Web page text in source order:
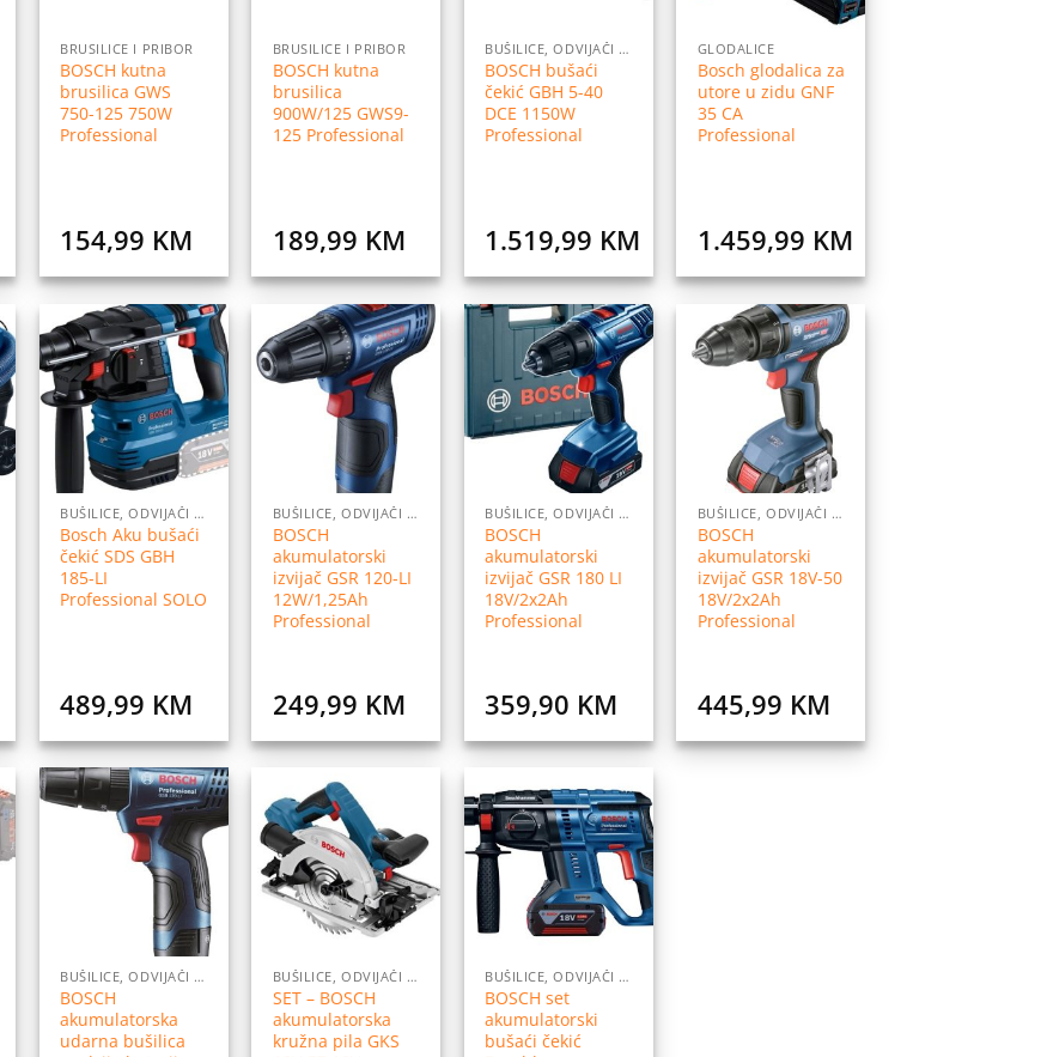
BRUSILICE I PRIBOR
BOSCH kutna
brusilica GWS
750-125 750W
Professional
154,99 KM
BRUSILICE I PRIBOR
BOSCH kutna
brusilica
900W/125 GWS9-
125 Professional
189,99 KM
BUŠILICE, ODVIJAČI I PRIBOR
BOSCH bušaći
čekić GBH 5-40
DCE 1150W
Professional
1.519,99 KM
GLODALICE
Bosch glodalica za
utore u zidu GNF
35 CA
Professional
1.459,99 KM
Dodaj
na
listu
želja
BUŠILICE, ODVIJAČI I PRIBOR
Bosch Aku bušaći
čekić SDS GBH
185-LI
Professional SOLO
489,99 KM
Dodaj
listu
želja
BUŠILICE, ODVIJAČI I PRIBOR
BOSCH
akumulatorski
izvijač GSR 120-LI
12W/1,25Ah
Professional
249,99 KM
Dodaj
na
listu
želja
BUŠILICE, ODVIJAČI I PRIBOR
BOSCH
akumulatorski
izvijač GSR 180 LI
18V/2x2Ah
Professional
359,90 KM
Dodaj
na
želja
BUŠILICE, ODVIJAČI I PRIBOR
BOSCH
akumulatorski
izvijač GSR 18V-50
18V/2x2Ah
Professional
445,99 KM
Dodaj
na
listu
želja
BUŠILICE, ODVIJAČI I PRIBOR
BOSCH
akumulatorska
udarna bušilica
Dodaj
na
listu
želja
BUŠILICE, ODVIJAČI I PRIBOR
SET – BOSCH
akumulatorska
kružna pila GKS
Dodaj
na
listu
želja
BUŠILICE, ODVIJAČI I PRIBOR
BOSCH set
akumulatorski
bušaći čekić